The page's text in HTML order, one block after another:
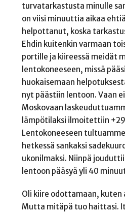
turvatarkastusta minulle
on viisi minuuttia aikaa
helpottanut, koska
Ehdin kuitenkin varmaan
portille ja kiireessä meidät
lentokoneeseen, missä
huokaisemaan
nyt päästiin lentoon. Vaan
Moskovaan
lämpötilaksi ilmoitettiin
Lentokoneeseen
hetkessä sankaksi
ukonilmaksi. Niinpä
lentoon pääsyä yli 40
Oli kiire odottamaan, kuten
Mutta mitäpä tuo haittasi.